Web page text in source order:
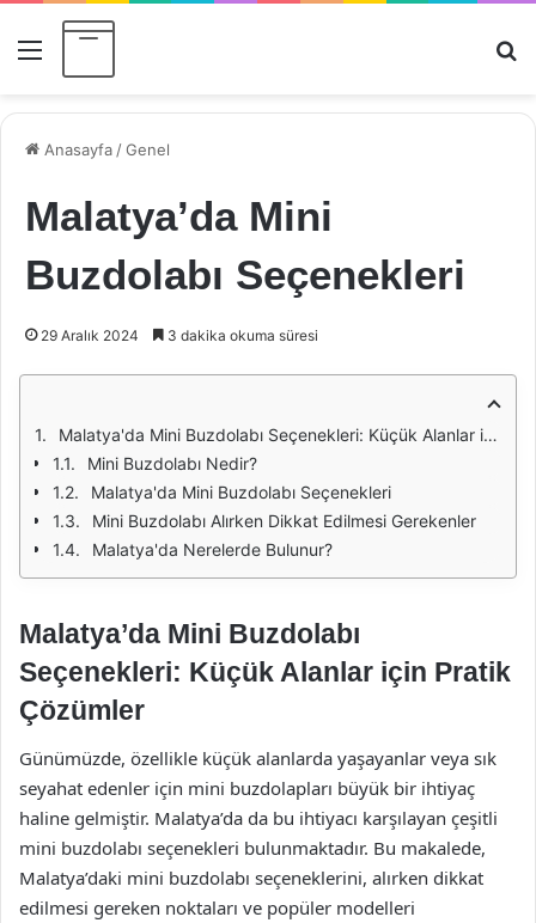
Menü
Anasayfa /Genel
Malatya’da Mini
Buzdolabı Seçenekleri
29 Aralık 2024 3 dakika okuma süresi
Malatya'da Mini Buzdolabı Seçenekleri: Küçük Alanlar için Pratik Çözümler
Mini Buzdolabı Nedir?
Malatya'da Mini Buzdolabı Seçenekleri
Mini Buzdolabı Alırken Dikkat Edilmesi Gerekenler
Malatya'da Nerelerde Bulunur?
Malatya’da Mini Buzdolabı
Seçenekleri: Küçük Alanlar için Pratik
Çözümler
Günümüzde, özellikle küçük alanlarda yaşayanlar veya sık
seyahat edenler için mini buzdolapları büyük bir ihtiyaç
haline gelmiştir. Malatya’da da bu ihtiyacı karşılayan çeşitli
mini buzdolabı seçenekleri bulunmaktadır. Bu makalede,
Malatya’daki mini buzdolabı seçeneklerini, alırken dikkat
edilmesi gereken noktaları ve popüler modelleri